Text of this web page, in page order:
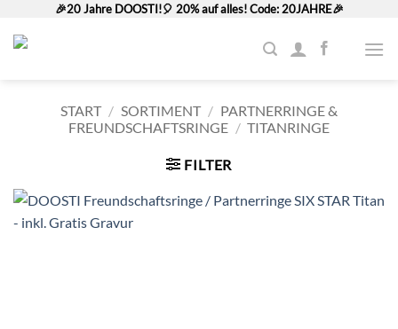
Inhalt
springen
🎉20 Jahre DOOSTI!🎈 20% auf alles! Code: 20JAHRE🎉
START / SORTIMENT / PARTNERRINGE &
FREUNDSCHAFTSRINGE / TITANRINGE
FILTER